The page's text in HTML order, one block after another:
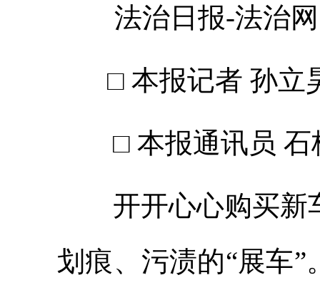
法治日报-法治网
□ 本报记者 孙立
□ 本报通讯员 石
开开心心购买新
划痕、污渍的“展车